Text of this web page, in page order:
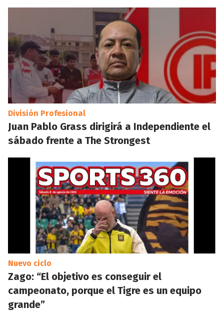
División Profesional
Juan Pablo Grass dirigirá a Independiente el
sábado frente a The Strongest
Nuevo ciclo
Zago: “El objetivo es conseguir el
campeonato, porque el Tigre es un equipo
grande”